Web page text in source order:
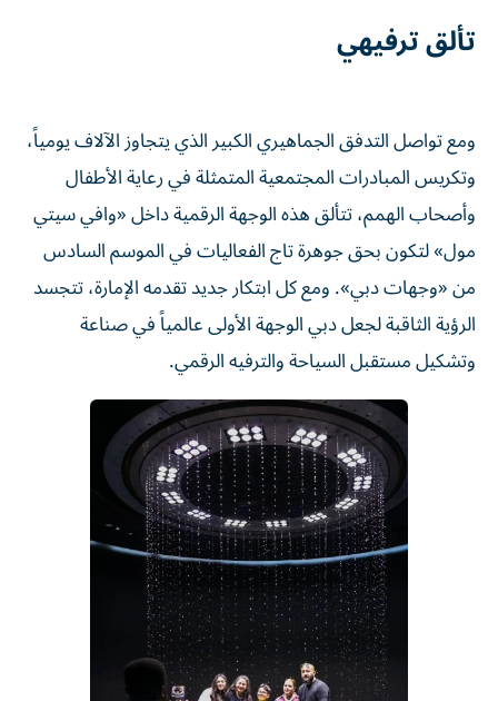
تألق ترفيهي
ومع تواصل التدفق الجماهيري الكبير الذي يتجاوز الآلاف يومياً،
وتكريس المبادرات المجتمعية المتمثلة في رعاية الأطفال
وأصحاب الهمم، تتألق هذه الوجهة الرقمية داخل «وافي سيتي
مول» لتكون بحق جوهرة تاج الفعاليات في الموسم السادس
من «وجهات دبي». ومع كل ابتكار جديد تقدمه الإمارة، تتجسد
الرؤية الثاقبة لجعل دبي الوجهة الأولى عالمياً في صناعة
وتشكيل مستقبل السياحة والترفيه الرقمي.